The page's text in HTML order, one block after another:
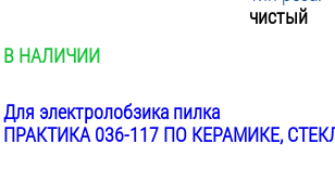
чистый
В НАЛИЧИИ
Для электролобзика пилка
ПРАКТИКА 036-117 ПО КЕРАМИКЕ,